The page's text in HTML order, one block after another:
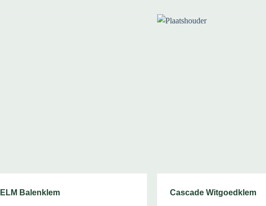
ELM Balenklem Cascade Witgoedklem